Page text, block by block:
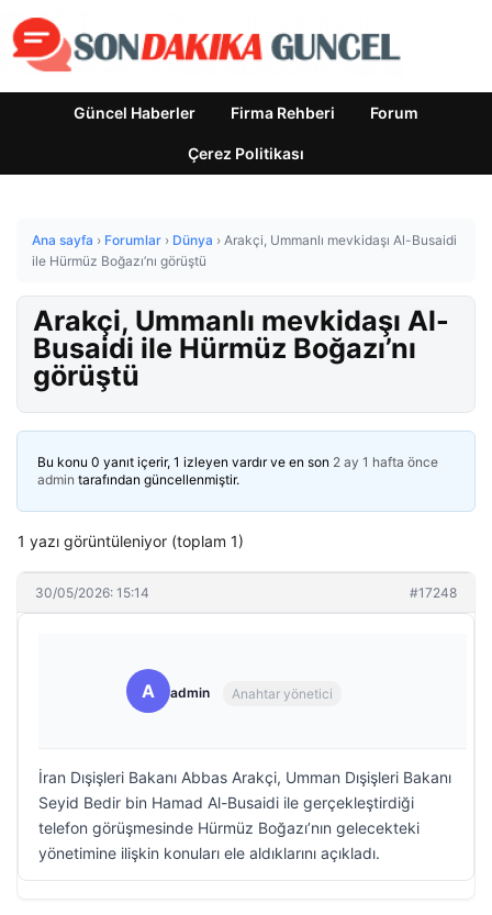
Güncel Haberler Firma Rehberi Forum
Çerez Politikası
Ana sayfa › Forumlar › Dünya › Arakçi, Ummanlı mevkidaşı Al-Busaidi
ile Hürmüz Boğazı’nı görüştü
Arakçi, Ummanlı mevkidaşı Al-
Busaidi ile Hürmüz Boğazı’nı
görüştü
Bu konu 0 yanıt içerir, 1 izleyen vardır ve en son 2 ay 1 hafta önce
admin tarafından güncellenmiştir.
1 yazı görüntüleniyor (toplam 1)
30/05/2026: 15:14 #17248
A admin Anahtar yönetici
İran Dışişleri Bakanı Abbas Arakçi, Umman Dışişleri Bakanı
Seyid Bedir bin Hamad Al-Busaidi ile gerçekleştirdiği
telefon görüşmesinde Hürmüz Boğazı’nın gelecekteki
yönetimine ilişkin konuları ele aldıklarını açıkladı.